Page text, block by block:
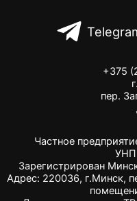
+375
пер.
Частное
УНП
Зарегистрирован
Адрес: 220036, г.Минск,